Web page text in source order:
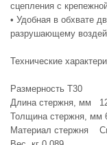
сцепления с
• Удобная в обхвате
разрушающему
Технические
Размерность T30
Длина стержня, мм
Толщина стержня, мм
Материал стержня